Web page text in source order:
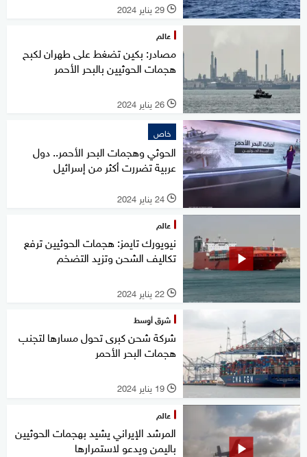
l 29 يناير 2024
عالم
مصادر: بكين تضغط على طهران لكبح
هجمات الحوثيين بالبحر الأحمر
l 26 يناير 2024
خاص
الحوثي وهجمات البحر الأحمر.. دول
عربية تضررت أكثر من إسرائيل
l 24 يناير 2024
عالم
نيويورك تايمز: هجمات الحوثيين ترفع
تكاليف الشحن وتزيد التضخم
l 22 يناير 2024
شرق أوسط
شركة شحن كبرى تحول مسارها لتجنب
هجمات البحر الأحمر
l 19 يناير 2024
عالم
المرشد الإيراني يشيد بهجمات الحوثيين
باليمن ويدعو لاستمرارها